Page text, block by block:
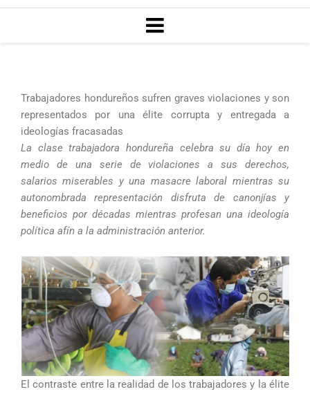
MENU
Trabajadores hondureños sufren graves violaciones y son
representados por una élite corrupta y entregada a
ideologías fracasadas
La clase trabajadora hondureña celebra su día hoy en
medio de una serie de violaciones a sus derechos,
salarios miserables y una masacre laboral mientras su
autonombrada representación disfruta de canonjías y
beneficios por décadas mientras profesan una ideología
política afín a la administración anterior.
El contraste entre la realidad de los trabajadores y la élite